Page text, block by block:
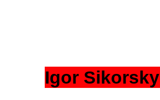
Igor Sikorsky